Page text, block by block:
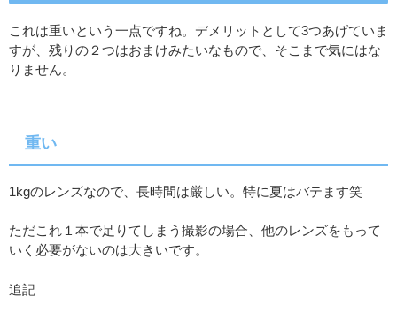
これは重いという一点ですね。デメリットとして3つあげていま
すが、残りの２つはおまけみたいなもので、そこまで気にはな
りません。
重い
1kgのレンズなので、長時間は厳しい。特に夏はバテます笑
ただこれ１本で足りてしまう撮影の場合、他のレンズをもって
いく必要がないのは大きいです。
追記